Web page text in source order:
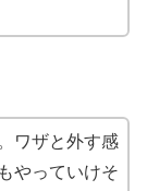
ワザと外す感
やっていけそ